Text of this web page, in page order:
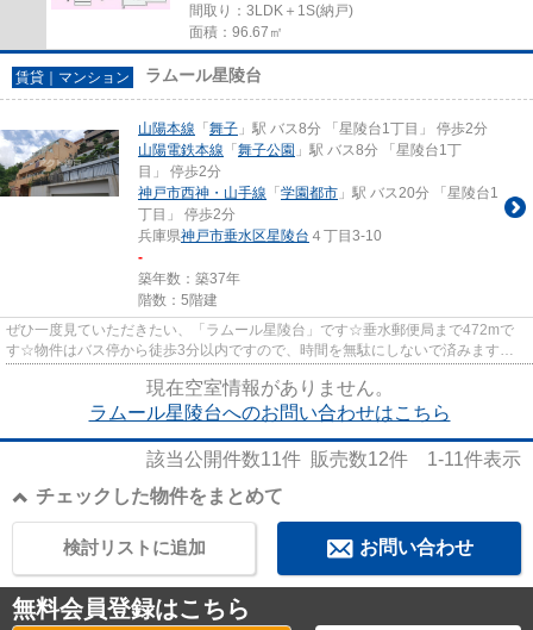
間取り：3LDK＋1S(納戸)
面積：96.67㎡
賃貸｜マンション ラムール星陵台
山陽本線 「 舞子 」駅 バス8分 「星陵台1丁目」 停歩2分
山陽電鉄本線 「 舞子公園 」駅 バス8分 「星陵台1丁
目」 停歩2分
神戸市西神・山手線 「 学園都市 」駅 バス20分 「星陵台1
丁目」 停歩2分
兵庫県神戸市垂水区星陵台 ４丁目3-10
-
築年数：築37年
階数：5階建
ぜひ一度見ていただきたい、「ラムール星陵台」です☆垂水郵便局まで472mで
す☆物件はバス停から徒歩3分以内ですので、時間を無駄にしないで済みます☆
現在空室情報がありません。
ラムール星陵台へのお問い合わせはこちら
該当公開件数11件 販売数12件 1-11件表示
チェックした物件をまとめて
お問い合わせ
検討リストに追加
無料会員登録はこちら